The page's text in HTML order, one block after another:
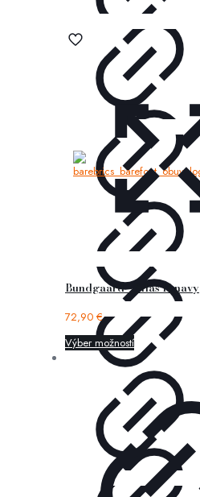
Bundgaard – Silas II navy
72,90 €
Výber možností